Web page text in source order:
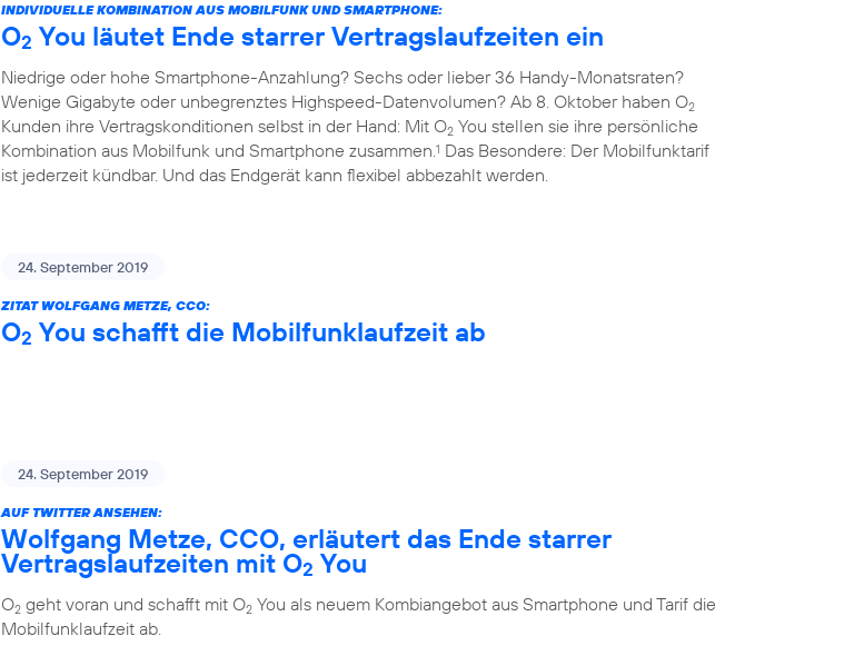
INDIVIDUELLE KOMBINATION AUS MOBILFUNK UND SMARTPHONE:
O2 You läutet Ende starrer Vertragslaufzeiten ein
Niedrige oder hohe Smartphone-Anzahlung? Sechs oder lieber 36 Handy-Monatsraten?
Wenige Gigabyte oder unbegrenztes Highspeed-Datenvolumen? Ab 8. Oktober haben O2
Kunden ihre Vertragskonditionen selbst in der Hand: Mit O2 You stellen sie ihre persönliche
Kombination aus Mobilfunk und Smartphone zusammen.1 Das Besondere: Der Mobilfunktarif
ist jederzeit kündbar. Und das Endgerät kann flexibel abbezahlt werden.
24. September 2019
ZITAT WOLFGANG METZE, CCO:
O2 You schafft die Mobilfunklaufzeit ab
24. September 2019
AUF TWITTER ANSEHEN:
Wolfgang Metze, CCO, erläutert das Ende starrer
Vertragslaufzeiten mit O2 You
O2 geht voran und schafft mit O2 You als neuem Kombiangebot aus Smartphone und Tarif die
Mobilfunklaufzeit ab.